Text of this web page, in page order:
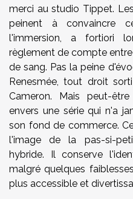
merci au studio Tippet.
peinent à convaincre
l'immersion, a fortiori
règlement de compte
de sang. Pas la peine
Renesmée, tout droit
Cameron. Mais peut-
envers une série qui n'a
son fond de commerce.
l'image de la pas-si-
hybride. Il conserve
malgré quelques
plus accessible et